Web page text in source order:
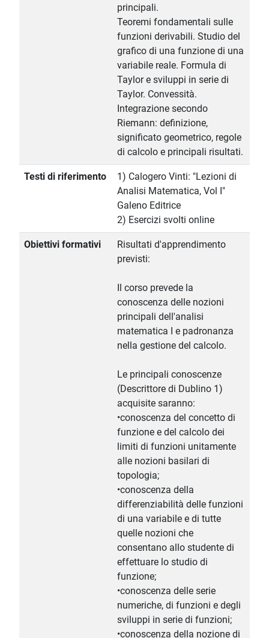
principali.
Teoremi fondamentali sulle
funzioni derivabili. Studio del
grafico di una funzione di una
variabile reale. Formula di
Taylor e sviluppi in serie di
Taylor. Convessità.
Integrazione secondo
Riemann: definizione,
significato geometrico, regole
di calcolo e principali risultati.
Testi di riferimento
1) Calogero Vinti: "Lezioni di
Analisi Matematica, Vol I"
Galeno Editrice
2) Esercizi svolti online
Obiettivi formativi
Risultati d'apprendimento
previsti:
Il corso prevede la
conoscenza delle nozioni
principali dell'analisi
matematica I e padronanza
nella gestione del calcolo.
Le principali conoscenze
(Descrittore di Dublino 1)
acquisite saranno:
•conoscenza del concetto di
funzione e del calcolo dei
limiti di funzioni unitamente
alle nozioni basilari di
topologia;
•conoscenza della
differenziabilità delle funzioni
di una variabile e di tutte
quelle nozioni che
consentano allo studente di
effettuare lo studio di
funzione;
•conoscenza delle serie
numeriche, di funzioni e degli
sviluppi in serie di funzioni;
•conoscenza della nozione di